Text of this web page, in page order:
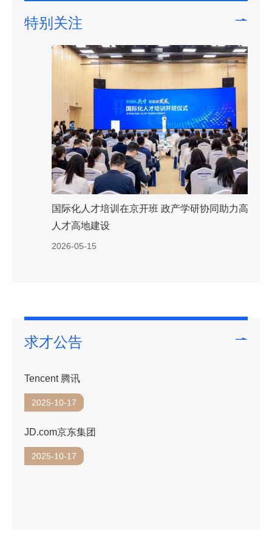
特别关注
国际化人才培训在京开班 政产学研协同助力高水平
人才高地建设
2026-05-15
求才公告
Tencent 腾讯
2025-10-17
JD.com京东集团
2025-10-17